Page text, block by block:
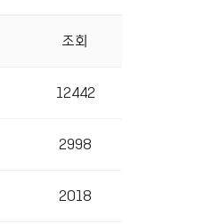
조회
12442
2998
2018